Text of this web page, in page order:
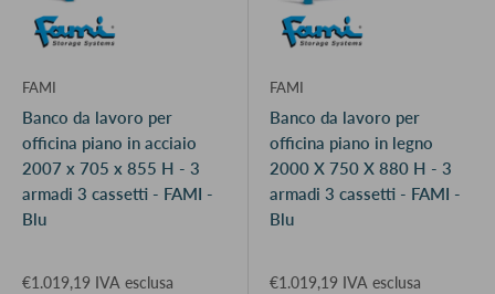
FAMI
Banco da lavoro per
officina piano in acciaio
2007 x 705 x 855 H - 3
armadi 3 cassetti - FAMI -
Blu
€1.019,19 IVA esclusa
FAMI
Banco da lavoro per
officina piano in legno
2000 X 750 X 880 H - 3
armadi 3 cassetti - FAMI -
Blu
€1.019,19 IVA esclusa